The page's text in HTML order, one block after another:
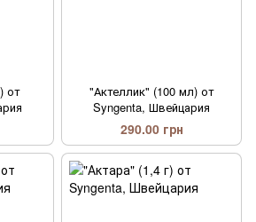
от
"Актеллик" (100 мл) от
Syngenta, Швейцария
290.00 грн